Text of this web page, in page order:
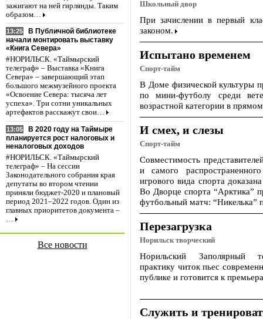
зажигают на ней гирлянды. Таким
образом…
13:25
В Публичной библиотеке
начали монтировать выставку
«Книга Севера»
#НОРИЛЬСК. «Таймырский
телеграф» – Выставка «Книга
Севера» – завершающий этап
большого межмузейного проекта
«Освоение Севера: тысяча лет
успеха». Три сотни уникальных
артефактов расскажут свои…
13:05
В 2020 году на Таймыре
планируется рост налоговых и
неналоговых доходов
#НОРИЛЬСК. «Таймырский
телеграф» – На сессии
Законодательного собрания края
депутаты во втором чтении
приняли бюджет-2020 и плановый
период 2021–2022 годов. Один из
главных приоритетов документа –
…
Все новости
Школьный двор
При зачислении в первый
законом.
Испытано временем
Спорт-тайм
В Доме физической культуры
по мини-футболу среди
возрастной категории в
И смех, и слезы
Спорт-тайм
Совместимость
и самого
игрового вида спорта
Во Дворце спорта “Арктика”
футбольный матч: “Никелька”
Перезагрузка
Норильск творческий
Норильский Заполярный
практику читок пьес
публике и готовится к
Служить и